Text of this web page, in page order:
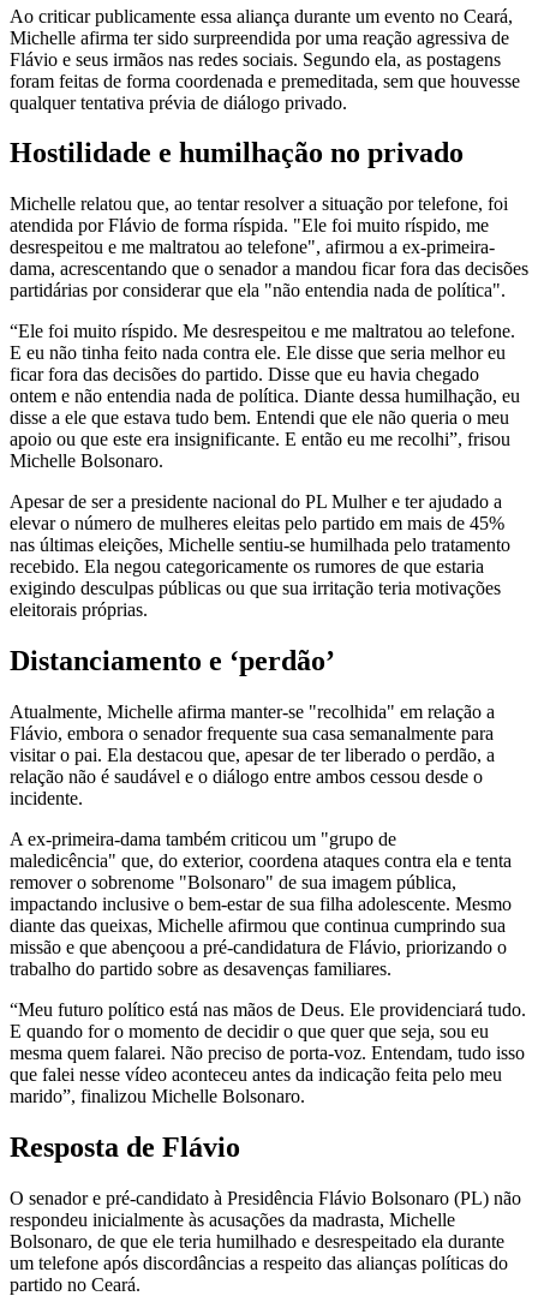
Ao criticar publicamente essa aliança durante um evento no Ceará,
Michelle afirma ter sido surpreendida por uma reação agressiva de
Flávio e seus irmãos nas redes sociais. Segundo ela, as postagens
foram feitas de forma coordenada e premeditada, sem que houvesse
qualquer tentativa prévia de diálogo privado.
Hostilidade e humilhação no privado
Michelle relatou que, ao tentar resolver a situação por telefone, foi
atendida por Flávio de forma ríspida. "Ele foi muito ríspido, me
desrespeitou e me maltratou ao telefone", afirmou a ex-primeira-
dama, acrescentando que o senador a mandou ficar fora das decisões
partidárias por considerar que ela "não entendia nada de política".
“Ele foi muito ríspido. Me desrespeitou e me maltratou ao telefone.
E eu não tinha feito nada contra ele. Ele disse que seria melhor eu
ficar fora das decisões do partido. Disse que eu havia chegado
ontem e não entendia nada de política. Diante dessa humilhação, eu
disse a ele que estava tudo bem. Entendi que ele não queria o meu
apoio ou que este era insignificante. E então eu me recolhi”, frisou
Michelle Bolsonaro.
Apesar de ser a presidente nacional do PL Mulher e ter ajudado a
elevar o número de mulheres eleitas pelo partido em mais de 45%
nas últimas eleições, Michelle sentiu-se humilhada pelo tratamento
recebido. Ela negou categoricamente os rumores de que estaria
exigindo desculpas públicas ou que sua irritação teria motivações
eleitorais próprias.
Distanciamento e ‘perdão’
Atualmente, Michelle afirma manter-se "recolhida" em relação a
Flávio, embora o senador frequente sua casa semanalmente para
visitar o pai. Ela destacou que, apesar de ter liberado o perdão, a
relação não é saudável e o diálogo entre ambos cessou desde o
incidente.
A ex-primeira-dama também criticou um "grupo de
maledicência" que, do exterior, coordena ataques contra ela e tenta
remover o sobrenome "Bolsonaro" de sua imagem pública,
impactando inclusive o bem-estar de sua filha adolescente. Mesmo
diante das queixas, Michelle afirmou que continua cumprindo sua
missão e que abençoou a pré-candidatura de Flávio, priorizando o
trabalho do partido sobre as desavenças familiares.
“Meu futuro político está nas mãos de Deus. Ele providenciará tudo.
E quando for o momento de decidir o que quer que seja, sou eu
mesma quem falarei. Não preciso de porta-voz. Entendam, tudo isso
que falei nesse vídeo aconteceu antes da indicação feita pelo meu
marido”, finalizou Michelle Bolsonaro.
Resposta de Flávio
O senador e pré-candidato à Presidência Flávio Bolsonaro (PL) não
respondeu inicialmente às acusações da madrasta, Michelle
Bolsonaro, de que ele teria humilhado e desrespeitado ela durante
um telefone após discordâncias a respeito das alianças políticas do
partido no Ceará.